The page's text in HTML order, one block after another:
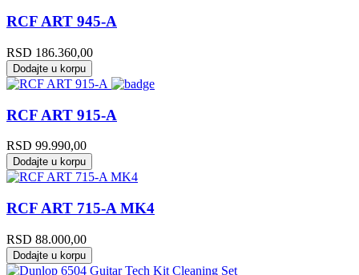
RCF ART 945-A
RSD 186.360,00
Dodajte u korpu
RCF ART 915-A
RSD 99.990,00
Dodajte u korpu
RCF ART 715-A MK4
RSD 88.000,00
Dodajte u korpu